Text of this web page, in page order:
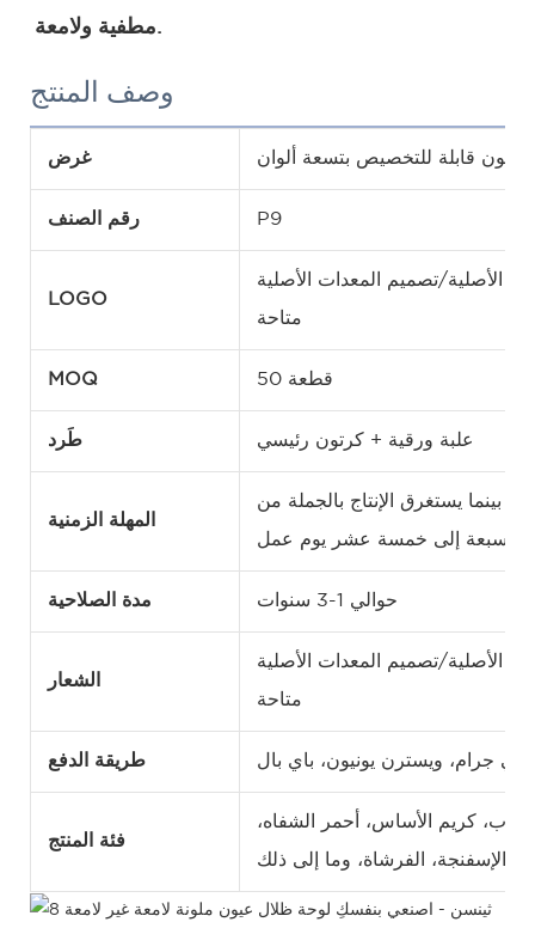
مطفية ولامعة.
وصف المنتج
غرض عيون قابلة للتخصيص بتسعة ألوان
رقم الصنف P9
LOGO
تصميم المعدات الأصلية
متاحة
MOQ 50 قطعة
طَرد علبة ورقية + كرتون رئيسي
المهلة الزمنية
بينما يستغرق الإنتاج بالجملة من
مدة الصلاحية حوالي 1-3 سنوات
الشعار
تصميم المعدات الأصلية
متاحة
طريقة الدفع جرام، ويسترن يونيون، باي بال
فئة المنتج
كريم الأساس، أحمر الشفاه،